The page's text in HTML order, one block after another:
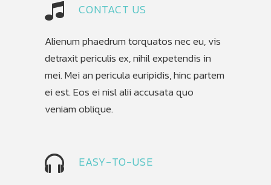
CONTACT US
Alienum phaedrum torquatos nec eu, vis
detraxit periculis ex, nihil expetendis in
mei. Mei an pericula euripidis, hinc partem
ei est. Eos ei nisl alii accusata quo
veniam oblique.
EASY-TO-USE